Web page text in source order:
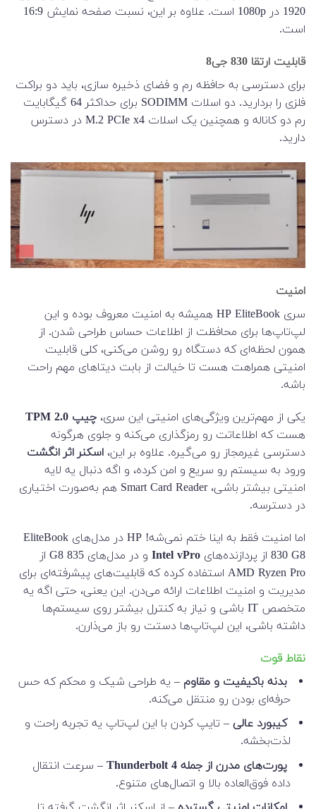
1920 در 1080p است. علاوه بر این، نسبت صفحه نمایش 16:9
است.
قابلیت ارتقا 830 جی8
برای دسترسی به حافظه رم و فضای ذخیره سازی، باید دو براکت
فلزی را بردارید. دو اسلات SODIMM برای حداکثر 64 گیگابایت
رم دو کاناله و همچنین یک اسلات M.2 PCIe x4 در دسترس
دارید.
امنیت
سری HP EliteBook همیشه به امنیت معروف بوده و این
لپ‌تاپ‌ها برای محافظت از اطلاعات حساس طراحی شدن. از
همون لحظه‌ای که دستگاه رو روشن می‌کنی، کلی قابلیت
امنیتی همراهت هست تا خیالت از بابت دیتاهای مهم راحت
باشه.
یکی از مهم‌ترین ویژگی‌های امنیتی این سری، چیپ TPM 2.0
هست که اطلاعاتت رو رمزگذاری می‌کنه و جلوی هرگونه
دسترسی غیرمجاز رو می‌گیره. علاوه بر این، اسکنر اثر انگشت
ورود به سیستم رو سریع و امن کرده، و اگه دنبال یه لایه
امنیتی بیشتر باشی، Smart Card Reader هم به‌صورت اختیاری
در دسترسه.
اما امنیت فقط به اینا ختم نمی‌شه! HP در مدل‌های EliteBook
830 G8 از پردازنده‌های
Intel vPro
و در مدل‌های 835 G8 از
AMD Ryzen Pro استفاده کرده که قابلیت‌های پیشرفته‌ای برای
مدیریت و امنیت اطلاعات ارائه می‌دن. این یعنی، حتی اگه یه
متخصص IT باشی و نیاز به کنترل بیشتر روی سیستم‌ها
داشته باشی، این لپ‌تاپ‌ها دستت رو باز می‌ذارن.
نقاط قوت
بدنه باکیفیت و مقاوم – یه طراحی شیک و محکم که حس
حرفه‌ای بودن رو منتقل می‌کنه.
کیبورد عالی– تایپ کردن با این لپ‌تاپ یه تجربه راحت و
لذت‌بخشه.
پورت‌های مدرن از جمله Thunderbolt 4
– سرعت انتقال
داده فوق‌العاده بالا و اتصال‌های متنوع.